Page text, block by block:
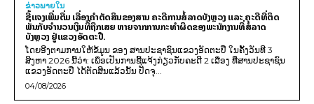
ຂ່າວພາຍ​ໃນ
ຊີ້ແຈງເພີ່ມຕື່ມ ເລື່ອງຄໍາຕັດສິນຂອງສານ ຄະດີການສໍ້ລາດບັງຫຼວງ ແລະ ຄະດີທີ່ຕິດ
ພັນກັບຈຳນວນເງິນທີ່ຖືກເສຍ ຫາຍຈາກການກະທຳຜິດຂອງພະນັກງານທີ່ສໍ້ລາດ
ບັງຫຼວງ ຢູ່ແຂວງອັດຕະປື.
ໂດຍອີງຕາມການໃຫ້ຂໍ້ມູນ​ ຂອງ ສານປະຊາຊົນແຂວງອັດຕະປື ໃນຄັ້ງວັນທີ 3
ສິງຫາ 2026 ນີ້ວ່າ: ເພຶ່ອເປັນການຊີ້ແຈ້ງກ່ຽວກັບຄະດີ 2 ເລື່ອງ ທີ່ສານປະຊາຊົນ
ແຂວງອັດຕະປື ໄດ້ຕັດສິນແລ້ວນັ້ນ ປັດຈຸ...
04/08/2026